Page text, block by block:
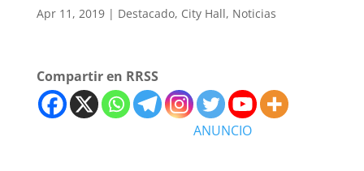
Apr 11, 2019| Destacado, City Hall, Noticias
Compartir en RRSS
ANUNCIO